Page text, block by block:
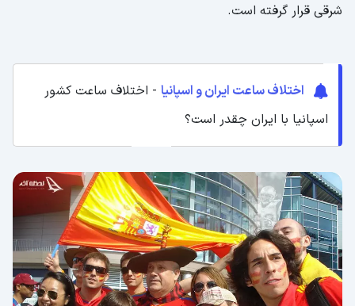
شرقی قرار گرفته است.
اختلاف ساعت ایران و اسپانیا - اختلاف ساعت کشور
اسپانیا با ایران چقدر است؟